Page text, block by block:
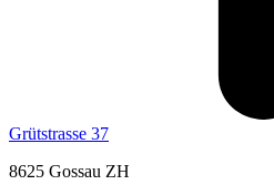
Grütstrasse 37
8625 Gossau ZH